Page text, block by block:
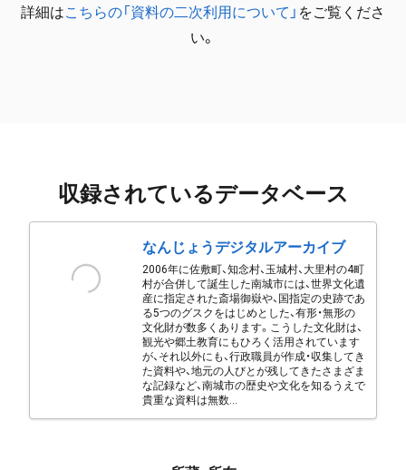
詳細はこちらの「資料の二次利用について」 をご覧くださ
い。
収録されているデータベース
なんじょうデジタルアーカイブ
2006年に佐敷町、知念村、玉城村、大里村の4町
村が合併して誕生した南城市には、世界文化遺
産に指定された斎場御嶽や、国指定の史跡であ
る5つのグスクをはじめとした、有形・無形の
文化財が数多くあります。こうした文化財は、
観光や郷土教育にもひろく活用されています
が、それ以外にも、行政職員が作成・収集してき
た資料や、地元の人びとが残してきたさまざま
な記録など、南城市の歴史や文化を知るうえで
貴重な資料は無数...